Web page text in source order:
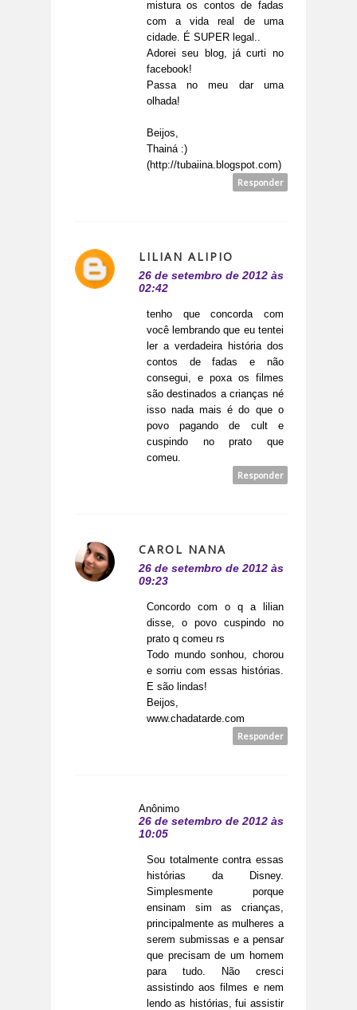
mistura os contos de fadas
com a vida real de uma
cidade. É SUPER legal..
Adorei seu blog, já curti no
facebook!
Passa no meu dar uma
olhada!
Beijos,
Thainá :)
(http://tubaiina.blogspot.com)
Responder
LILIAN ALIPIO
26 de setembro de 2012 às
02:42
tenho que concorda com
você lembrando que eu tentei
ler a verdadeira história dos
contos de fadas e não
consegui, e poxa os filmes
são destinados a crianças né
isso nada mais é do que o
povo pagando de cult e
cuspindo no prato que
comeu.
Responder
CAROL NANA
26 de setembro de 2012 às
09:23
Concordo com o q a lilian
disse, o povo cuspindo no
prato q comeu rs
Todo mundo sonhou, chorou
e sorriu com essas histórias.
E são lindas!
Beijos,
www.chadatarde.com
Responder
Anônimo
26 de setembro de 2012 às
10:05
Sou totalmente contra essas
histórias da Disney.
Simplesmente porque
ensinam sim as crianças,
principalmente as mulheres a
serem submissas e a pensar
que precisam de um homem
para tudo. Não cresci
assistindo aos filmes e nem
lendo as histórias, fui assistir